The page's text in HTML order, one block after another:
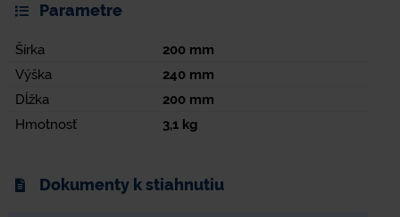
Parametre
Šírka 200 mm
Výška
240 mm
Dĺžka
200 mm
Hmotnosť
3,1 kg
Dokumenty k stiahnutiu